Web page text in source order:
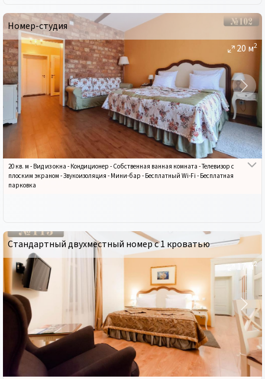
Номер-студия
20 м2
20 кв. м - Вид из окна - Кондиционер - Собственная ванная комната -Телевизор с
плоским экраном -Звукоизоляция - Мини-бар - Бесплатный Wi-Fi - Бесплатная
парковка
Стандартный двухместный номер с 1 кроватью
17м2